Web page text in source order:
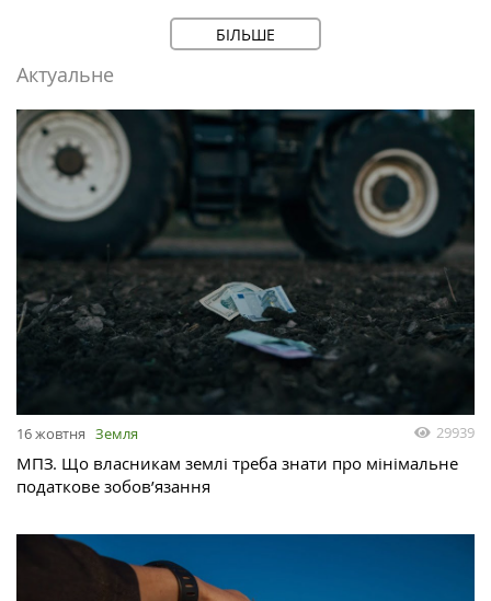
БІЛЬШЕ
Актуальне
16 жовтня Земля 29939
МПЗ. Що власникам землі треба знати про мінімальне
податкове зобов’язання